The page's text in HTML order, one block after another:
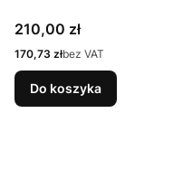
Cena
210,00 zł
Cena
170,73 złbez VAT
Do koszyka